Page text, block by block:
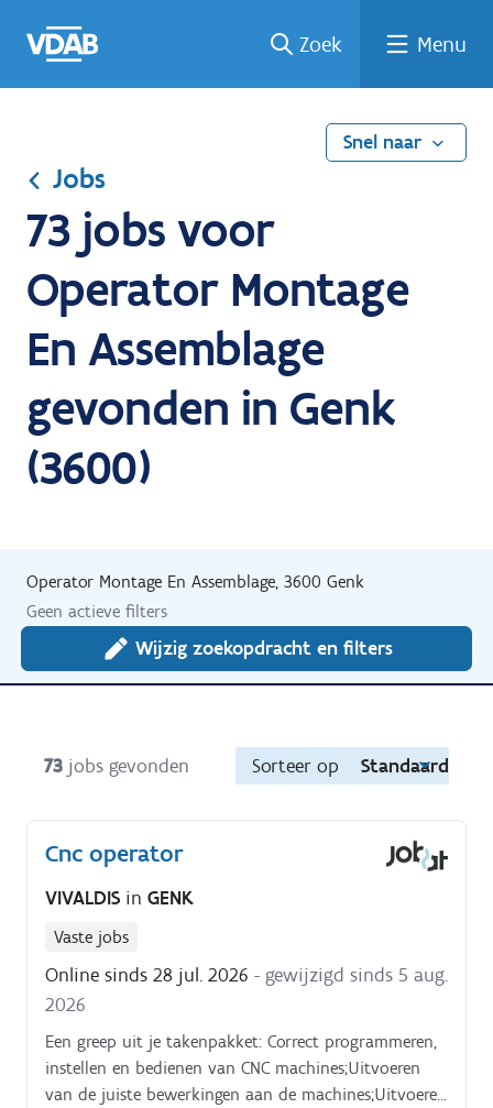
naar
een
een
job
naar
Zoek Menu
Snel naar
Jobs
73 jobs voor
Operator Montage
En Assemblage
gevonden in Genk
(3600)
Operator Montage En Assemblage, 3600 Genk
Geen actieve filters
Wijzig zoekopdracht en filters
73 jobs gevonden Sorteer op Standaard
Cnc operator
VIVALDIS in GENK
Vaste jobs
Online sinds 28 jul. 2026 - gewijzigd sinds 5 aug.
2026
Een greep uit je takenpakket: Correct programmeren,
instellen en bedienen van CNC machines;Uitvoeren
van de juiste bewerkingen aan de machines;Uitvoeren